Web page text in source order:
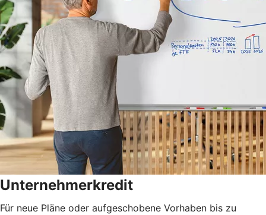
Unternehmerkredit
Für neue Pläne oder aufgeschobene Vorhaben bis zu